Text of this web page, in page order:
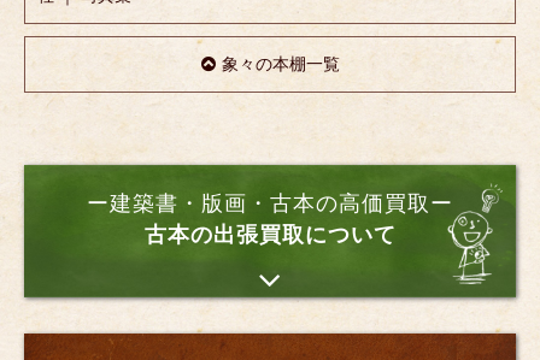
象々の本棚一覧
ー建築書・版画・古本の高価買取ー
古本の出張買取について